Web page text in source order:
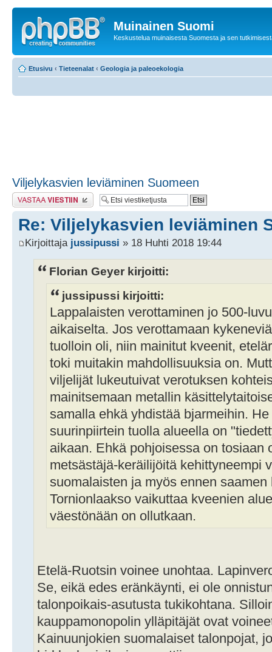
Muinainen Suomi
Keskustelua muinaisesta Suomesta ja sen
Etusivu ‹ Tieteenalat ‹ Geologia ja paleoekologia
Viljelykasvien leviäminen Suomeen
Lähetä vastaus
Re: Viljelykasvien leviäminen
Kirjoittaja jussipussi » 18 Huhti 2018 19:44
Florian Geyer kirjoitti:
jussipussi kirjoitti:
Lappalaisten verottaminen jo 500-
aikaiselta. Jos verottamaan
tuolloin oli, niin mainitut kveenit,
toki muitakin mahdollisuuksia on.
viljelijät lukeutuivat verotuksen
mainitsemaan metallin
samalla ehkä yhdistää bjarmeihin.
suurinpiirtein tuolla alueella on
aikaan. Ehkä pohjoisessa on tosiaan
metsästäjä-keräilijöitä kehittyneempi
suomalaisten ja myös ennen
Tornionlaakso vaikuttaa kveenien
väestönään on ollutkaan.
Etelä-Ruotsin voinee unohtaa.
Se, eikä edes eränkäynti, ei ole
talonpoikais-asutusta tukikohtana.
kauppamonopolin ylläpitäjät ovat
Kainuunjokien suomalaiset talonpojat,